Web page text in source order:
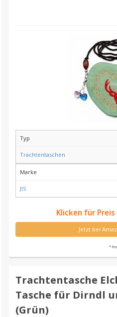
Typ
Trachtentaschen
Marke
JIS
Klicken für
Jetzt bei
*
Trachtentasche
Tasche für Dirndl
(Grün)